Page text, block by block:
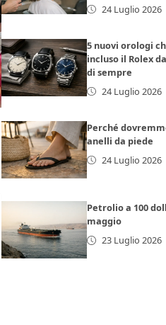
24 Luglio 2026
5 nuovi orologi
incluso il Rolex
di sempre
24 Luglio 2026
Perché
anelli da piede
24 Luglio 2026
Petrolio a 100
maggio
23 Luglio 2026